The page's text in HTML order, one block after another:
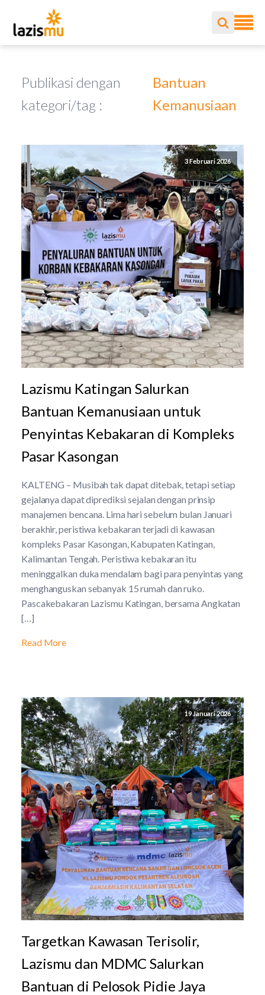
Publikasi dengan
kategori/tag :
Bantuan
Kemanusiaan
3 Februari 2026
Lazismu Katingan Salurkan
Bantuan Kemanusiaan untuk
Penyintas Kebakaran di Kompleks
Pasar Kasongan
KALTENG – Musibah tak dapat ditebak, tetapi setiap
gejalanya dapat diprediksi sejalan dengan prinsip
manajemen bencana. Lima hari sebelum bulan Januari
berakhir, peristiwa kebakaran terjadi di kawasan
kompleks Pasar Kasongan, Kabupaten Katingan,
Kalimantan Tengah. Peristiwa kebakaran itu
meninggalkan duka mendalam bagi para penyintas yang
menghanguskan sebanyak 15 rumah dan ruko.
Pascakebakaran Lazismu Katingan, bersama Angkatan
[…]
Read More
19 Januari 2026
Targetkan Kawasan Terisolir,
Lazismu dan MDMC Salurkan
Bantuan di Pelosok Pidie Jaya